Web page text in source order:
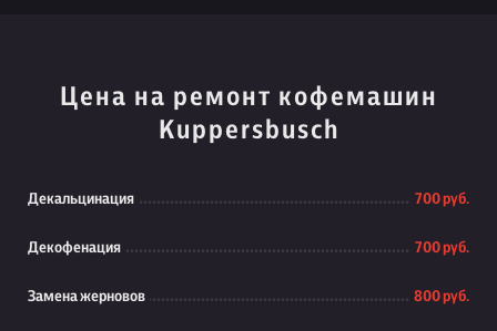
Цена на ремонт кофемашин
Kuppersbusch
Декальцинация 700 руб.
Декофенация 700 руб.
Замена жерновов 800 руб.